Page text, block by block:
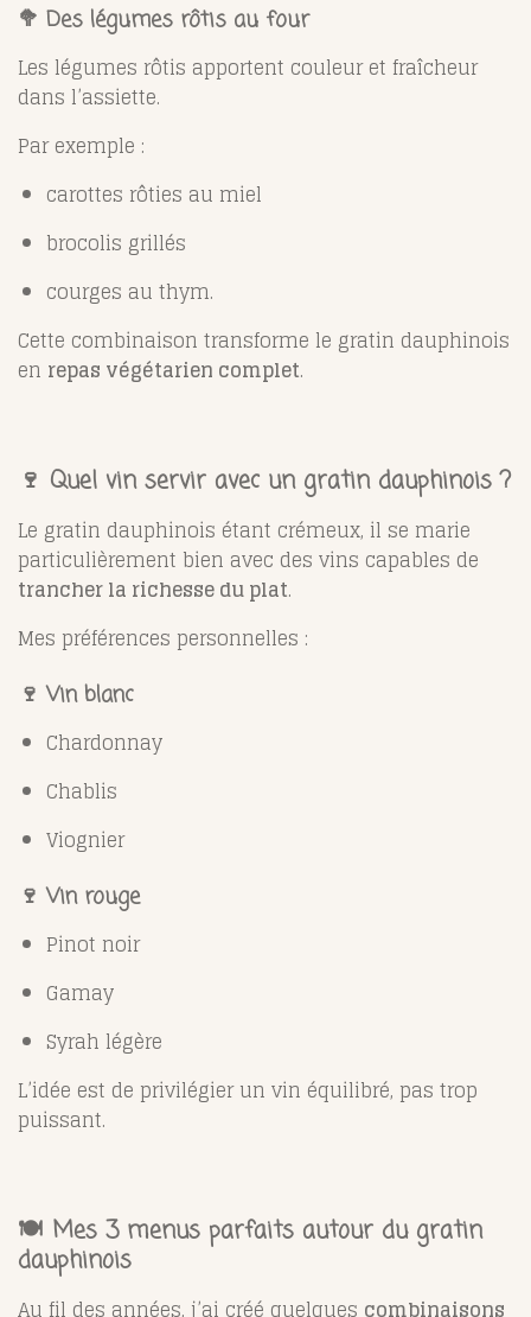
🥦 Des légumes rôtis au four
Les légumes rôtis apportent couleur et fraîcheur
dans l’assiette.
Par exemple :
carottes rôties au miel
brocolis grillés
courges au thym.
Cette combinaison transforme le gratin dauphinois
en repas végétarien complet.
🍷 Quel vin servir avec un gratin dauphinois ?
Le gratin dauphinois étant crémeux, il se marie
particulièrement bien avec des vins capables de
trancher la richesse du plat.
Mes préférences personnelles :
🍷 Vin blanc
Chardonnay
Chablis
Viognier
🍷 Vin rouge
Pinot noir
Gamay
Syrah légère
L’idée est de privilégier un vin équilibré, pas trop
puissant.
🍽️ Mes 3 menus parfaits autour du gratin
dauphinois
Au fil des années, j’ai créé quelques combinaisons